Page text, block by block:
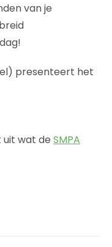
van je
presenteert het
uit wat de SMPA